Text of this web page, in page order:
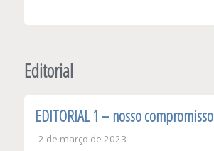
Editorial
EDITORIAL 1 – nosso compromisso
2 de março de 2023